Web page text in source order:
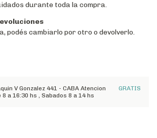
durante toda la compra.
podés cambiarlo por otro o devolverlo.
V Gonzalez 441 - CABA Atencion
a 16:30 hs , Sabados 8 a 14 hs
GRATIS